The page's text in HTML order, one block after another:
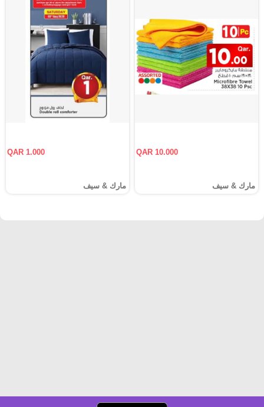
QAR 10.000
مارك & سيف
QAR 1.000
مارك & سيف